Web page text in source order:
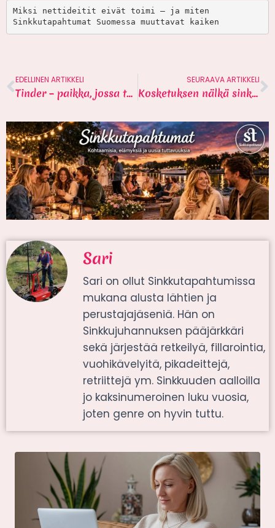
Miksi nettideitit eivät toimi — ja miten
Sinkkutapahtumat Suomessa muuttavat kaiken
EDELLINEN ARTIKKELI
Tinder – paikka, jossa toivo loppuu?
SEURAAVA ARTIKKELI
Kosketuksen nälkä sinkkuna – 6 vinkkiä
Sari
Sari on ollut Sinkkutapahtumissa
mukana alusta lähtien ja
perustajajäseniä. Hän on
Sinkkujuhannuksen pääjärkkäri
sekä järjestää retkeilyä, fillarointia,
vuohikävelyitä, pikadeittejä,
retriittejä ym. Sinkkuuden aalloilla
jo kaksinumeroinen luku vuosia,
joten genre on hyvin tuttu.